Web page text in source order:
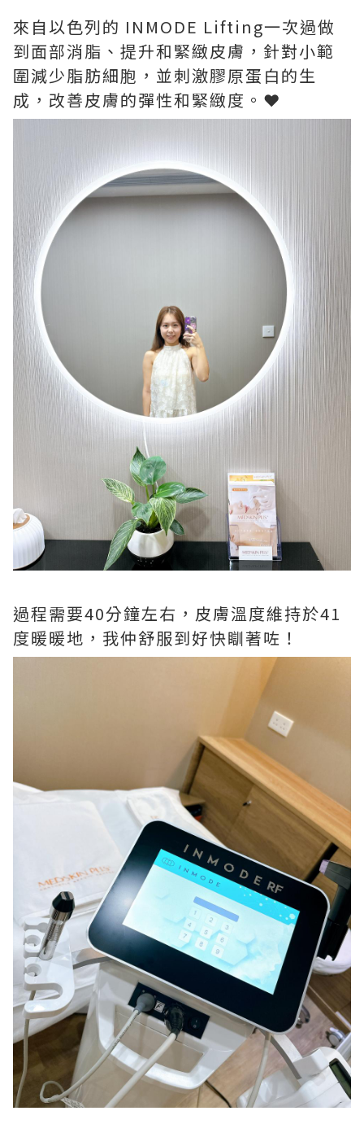
來自以色列的 INMODE Lifting一次過做
到面部消脂、提升和緊緻皮膚，針對小範
圍減少脂肪細胞，並刺激膠原蛋白的生
成，改善皮膚的彈性和緊緻度。❤️
過程需要40分鐘左右，皮膚溫度維持於41
度暖暖地，我仲舒服到好快瞓著咗！